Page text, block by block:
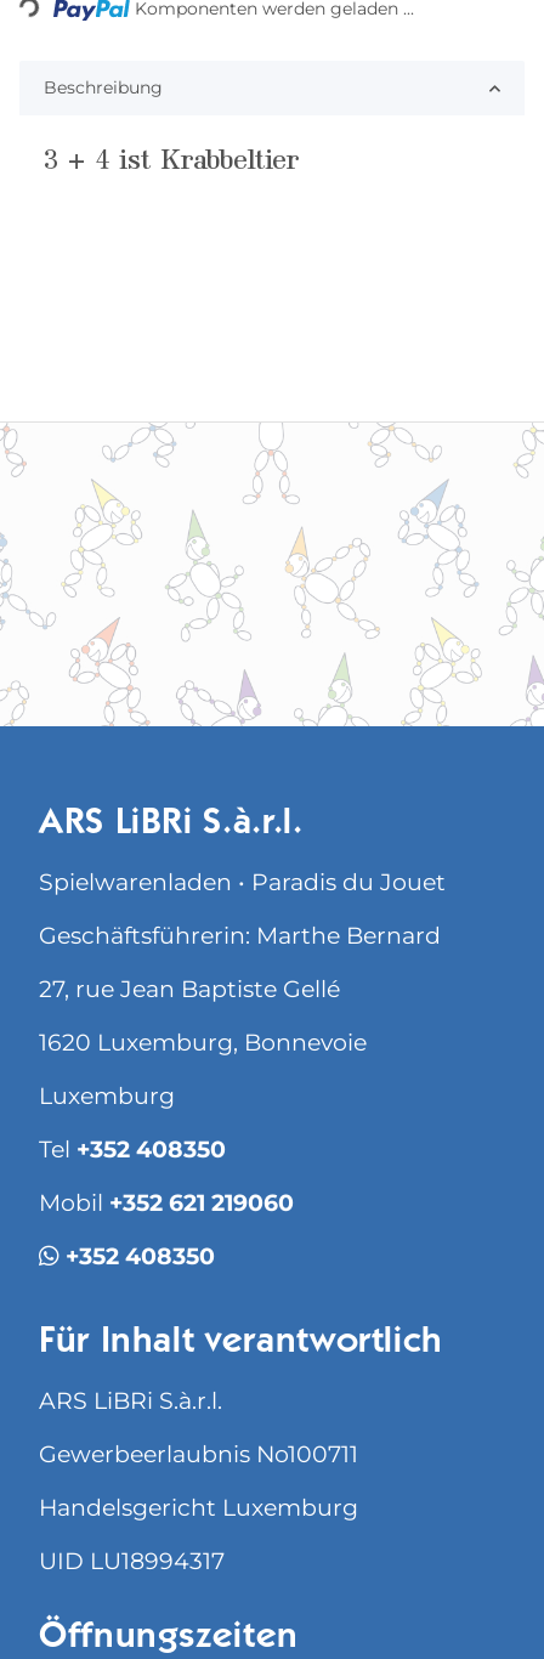
Komponenten werden geladen ...
Beschreibung
3 + 4 ist Krabbeltier
ARS LiBRi S.à.r.l.
Spielwarenladen • Paradis du Jouet
Geschäftsführerin: Marthe Bernard
27, rue Jean Baptiste Gellé
1620 Luxemburg, Bonnevoie
Luxemburg
Tel +352 408350
Mobil +352 621 219060
+352 408350
Für Inhalt verantwortlich
ARS LiBRi S.à.r.l.
Gewerbeerlaubnis No100711
Handelsgericht Luxemburg
UID LU18994317
Öffnungszeiten